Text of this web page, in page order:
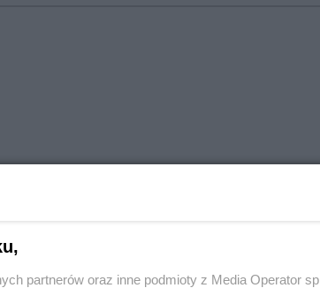
partnerów oraz inne podmioty z Media Operator